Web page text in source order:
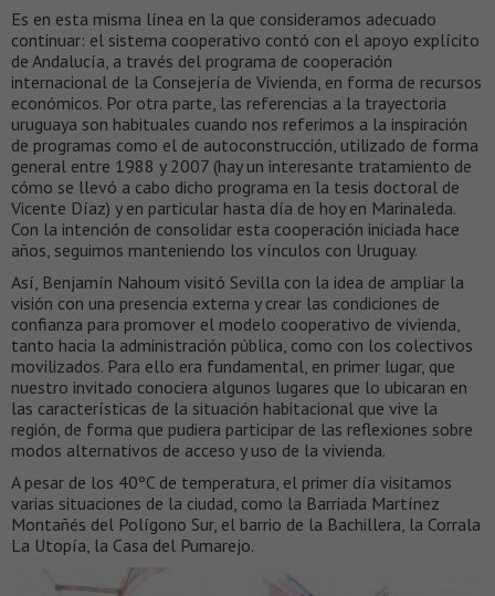
Es en esta misma línea en la que consideramos adecuado
continuar: el sistema cooperativo contó con el apoyo explícito
de Andalucía, a través del programa de cooperación
internacional de la Consejería de Vivienda, en forma de recursos
económicos. Por otra parte, las referencias a la trayectoria
uruguaya son habituales cuando nos referimos a la inspiración
de programas como el de autoconstrucción, utilizado de forma
general entre 1988 y 2007 (hay un interesante tratamiento de
cómo se llevó a cabo dicho programa en la tesis doctoral de
Vicente Díaz) y en particular hasta día de hoy en Marinaleda.
Con la intención de consolidar esta cooperación iniciada hace
años, seguimos manteniendo los vínculos con Uruguay.
Así, Benjamín Nahoum visitó Sevilla con la idea de ampliar la
visión con una presencia externa y crear las condiciones de
confianza para promover el modelo cooperativo de vivienda,
tanto hacia la administración pública, como con los colectivos
movilizados. Para ello era fundamental, en primer lugar, que
nuestro invitado conociera algunos lugares que lo ubicaran en
las características de la situación habitacional que vive la
región, de forma que pudiera participar de las reflexiones sobre
modos alternativos de acceso y uso de la vivienda.
A pesar de los 40ºC de temperatura, el primer día visitamos
varias situaciones de la ciudad, como la Barriada Martínez
Montañés del Polígono Sur, el barrio de la Bachillera, la Corrala
La Utopía, la Casa del Pumarejo.